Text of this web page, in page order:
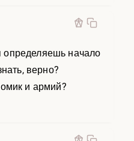
определяешь начало
верно?
и армий?